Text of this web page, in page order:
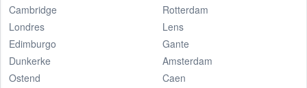
Cambridge
Londres
Edimburgo
Dunkerke
Ostend
Rotterdam
Lens
Gante
Amsterdam
Caen